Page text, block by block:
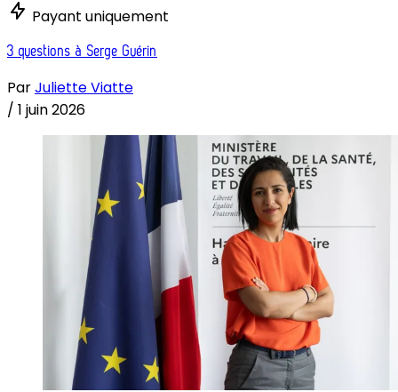
Payant uniquement
3 questions à Serge Guérin
ParJuliette Viatte
/ 1 juin 2026